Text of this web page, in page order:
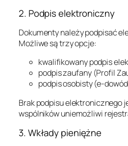
2. Podpis elektroniczny
Dokumenty należy podpisać
Możliwe są trzy opcje:
kwalifikowany podpis
podpis zaufany (Profil
podpis osobisty (e-
Brak podpisu elektronicznego
wspólników uniemożliwi
3. Wkłady pieniężne